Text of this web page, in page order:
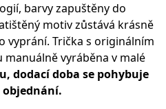
barvy zapuštěny do
motiv zůstává krásně
vyprání. Trička s originálním
vyráběna v malé
dodací doba se pohybuje
objednání.